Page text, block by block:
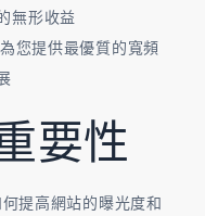
無形收益
提供最優質的寬頻
要性
提高網站的曝光度和